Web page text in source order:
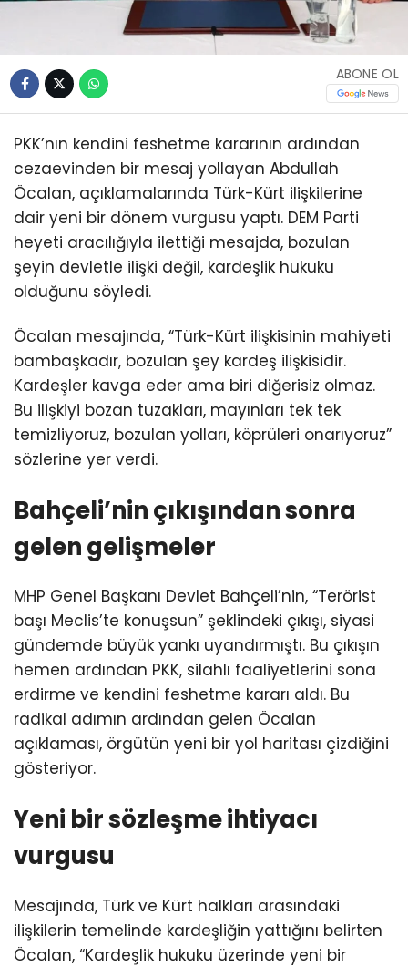
ABONE OL
PKK’nın kendini feshetme kararının ardından
cezaevinden bir mesaj yollayan Abdullah
Öcalan, açıklamalarında Türk-Kürt ilişkilerine
dair yeni bir dönem vurgusu yaptı. DEM Parti
heyeti aracılığıyla ilettiği mesajda, bozulan
şeyin devletle ilişki değil, kardeşlik hukuku
olduğunu söyledi.
Öcalan mesajında, “Türk-Kürt ilişkisinin mahiyeti
bambaşkadır, bozulan şey kardeş ilişkisidir.
Kardeşler kavga eder ama biri diğerisiz olmaz.
Bu ilişkiyi bozan tuzakları, mayınları tek tek
temizliyoruz, bozulan yolları, köprüleri onarıyoruz”
sözlerine yer verdi.
Bahçeli’nin çıkışından sonra
gelen gelişmeler
MHP Genel Başkanı Devlet Bahçeli’nin, “Terörist
başı Meclis’te konuşsun” şeklindeki çıkışı, siyasi
gündemde büyük yankı uyandırmıştı. Bu çıkışın
hemen ardından PKK, silahlı faaliyetlerini sona
erdirme ve kendini feshetme kararı aldı. Bu
radikal adımın ardından gelen Öcalan
açıklaması, örgütün yeni bir yol haritası çizdiğini
gösteriyor.
Yeni bir sözleşme ihtiyacı
vurgusu
Mesajında, Türk ve Kürt halkları arasındaki
ilişkilerin temelinde kardeşliğin yattığını belirten
Öcalan, “Kardeşlik hukuku üzerinde yeni bir